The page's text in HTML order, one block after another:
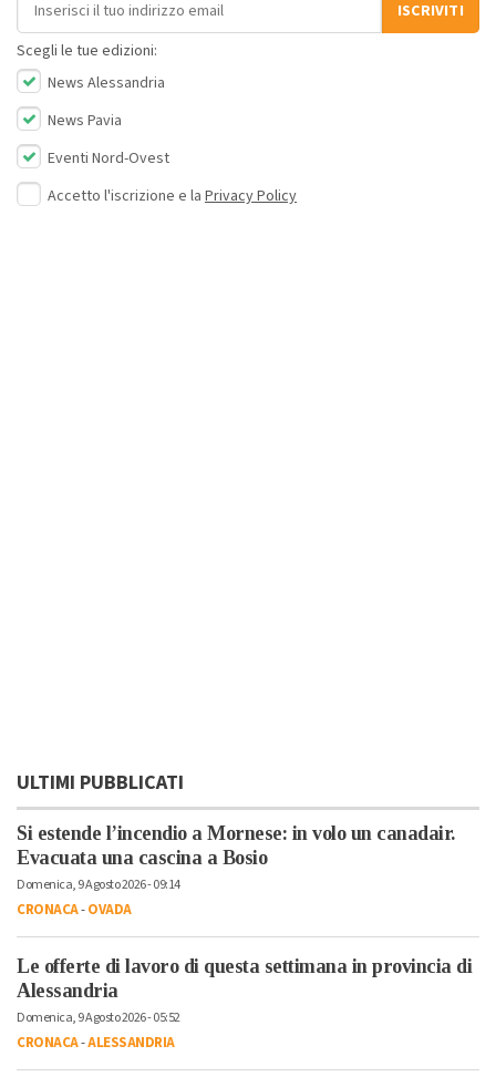
ISCRIVITI
Scegli le tue edizioni:
News Alessandria
News Pavia
Eventi Nord-Ovest
Accetto l'iscrizione e la Privacy Policy
ULTIMI PUBBLICATI
Si estende l’incendio a Mornese: in volo un canadair.
Evacuata una cascina a Bosio
Domenica, 9 Agosto 2026 - 09:14
CRONACA-OVADA
Le offerte di lavoro di questa settimana in provincia di
Alessandria
Domenica, 9 Agosto 2026 - 05:52
CRONACA-ALESSANDRIA